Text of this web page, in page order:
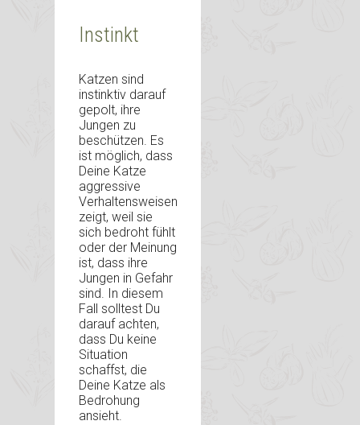
Instinkt
Katzen sind
instinktiv darauf
gepolt, ihre
Jungen zu
beschützen. Es
ist möglich, dass
Deine Katze
aggressive
Verhaltensweisen
zeigt, weil sie
sich bedroht fühlt
oder der Meinung
ist, dass ihre
Jungen in Gefahr
sind. In diesem
Fall solltest Du
darauf achten,
dass Du keine
Situation
schaffst, die
Deine Katze als
Bedrohung
ansieht.